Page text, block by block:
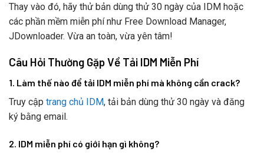
Thay vào đó, hãy thử bản dùng thử 30 ngày của IDM hoặc
các phần mềm miễn phí như Free Download Manager,
JDownloader. Vừa an toàn, vừa yên tâm!
Câu Hỏi Thường Gặp Về Tải IDM Miễn Phí
1. Làm thế nào để tải IDM miễn phí mà không cần crack?
Truy cập trang chủ IDM, tải bản dùng thử 30 ngày và đăng
ký bằng email.
2. IDM miễn phí có giới hạn gì không?